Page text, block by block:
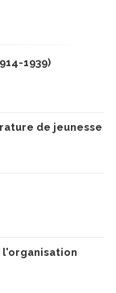
1939)
de jeunesse